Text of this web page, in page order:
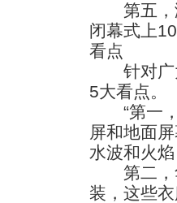
第五，演
闭幕式上
看点
针对广大
5大看点。
“第一，
屏和地面
水波和火焰
第二，华
装，这些